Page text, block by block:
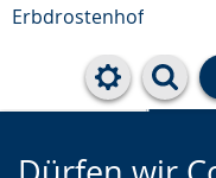
Erbdrostenhof